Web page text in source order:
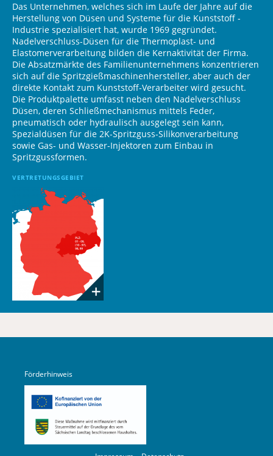
Kolbenposition Sensor Typ SHE
Steuerzylinderversorgung (flexibel)
Einspritzventile
Rückschlagventile
Das Unternehmen, welches sich im Laufe der Jahre auf die
Herstellung von Düsen und Systeme für die Kunststoff -
Industrie spezialisiert hat, wurde 1969 gegründet.
Nadelverschluss-Düsen für die Thermoplast- und
Elastomerverarbeitung bilden die Kernaktivität der Firma.
Die Absatzmärkte des Familienunternehmens konzentrieren
sich auf die Spritzgießmaschinenhersteller, aber auch der
direkte Kontakt zum Kunststoff-Verarbeiter wird gesucht.
Die Produktpalette umfasst neben den Nadelverschluss
Düsen, deren Schließmechanismus mittels Feder,
pneumatisch oder hydraulisch ausgelegt sein kann,
Spezialdüsen für die 2K-Spritzguss-Silikonverarbeitung
sowie Gas- und Wasser-Injektoren zum Einbau in
Spritzgussformen.
VERTRETUNGSGEBIET
Förderhinweis